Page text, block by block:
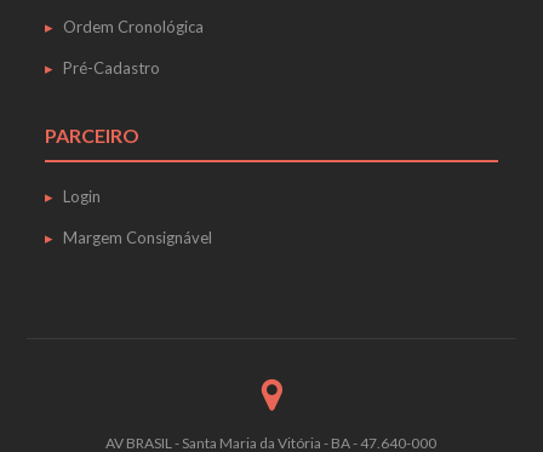
Ordem Cronológica
Pré-Cadastro
PARCEIRO
Login
Margem Consignável
AV BRASIL - Santa Maria da Vitória - BA - 47.640-000